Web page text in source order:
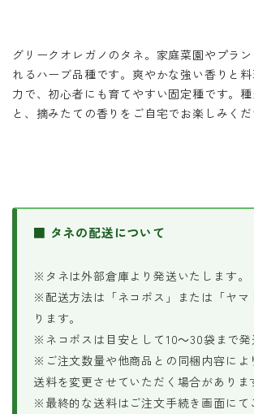
グリークオレガノのタネ。家庭菜園やプラ
れるハーブ品種です。爽やかな強い香りと
力で、初心者にも育てやすい固定種です。
と、摘みたての香りをご自宅でお楽しみくだ
■ タネの配送について
※タネは外部倉庫より発送いたします。
※配送方法は「ネコポス」または「ヤマ
ります。
※ネコポスは目安として10～30袋まで発
※ご注文数量や他商品との同梱内容によ
送料を変更させていただく場合がありま
※最終的な送料はご注文手続き画面にて